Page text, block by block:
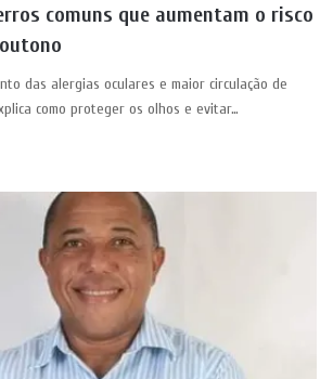
comuns que aumentam o risco
das alergias oculares e maior circulação de
como proteger os olhos e evitar…